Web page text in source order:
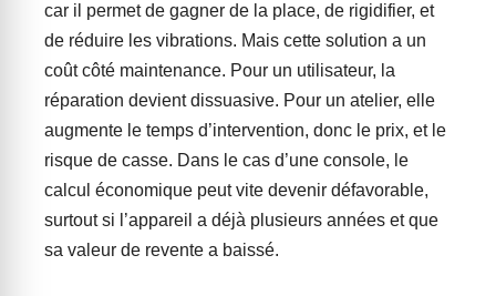
car il permet de gagner de la place, de rigidifier, et
de réduire les vibrations. Mais cette solution a un
coût côté maintenance. Pour un utilisateur, la
réparation devient dissuasive. Pour un atelier, elle
augmente le temps d’intervention, donc le prix, et le
risque de casse. Dans le cas d’une console, le
calcul économique peut vite devenir défavorable,
surtout si l’appareil a déjà plusieurs années et que
sa valeur de revente a baissé.